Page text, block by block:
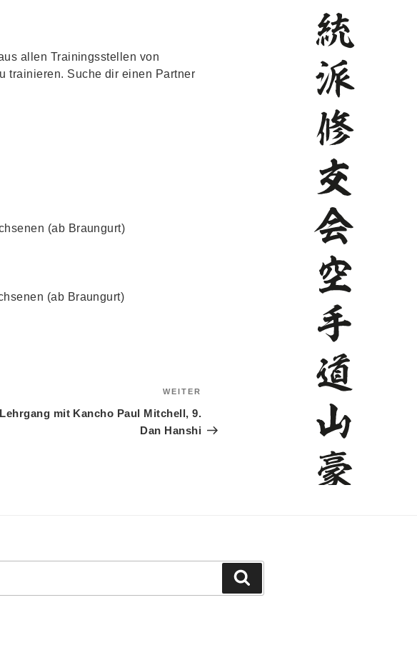
allen Trainingsstellen von
trainieren. Suche dir einen Partner
(ab Braungurt)
(ab Braungurt)
WEITER
mit Kancho Paul Mitchell, 9.
Dan Hanshi